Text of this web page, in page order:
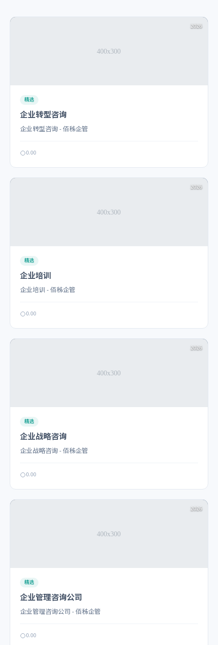
2026
精选
企业转型咨询
企业转型咨询 - 佰秭企管
0.00
2026
精选
企业培训
企业培训 - 佰秭企管
0.00
2026
精选
企业战略咨询
企业战略咨询 - 佰秭企管
0.00
2026
精选
企业管理咨询公司
企业管理咨询公司 - 佰秭企管
0.00